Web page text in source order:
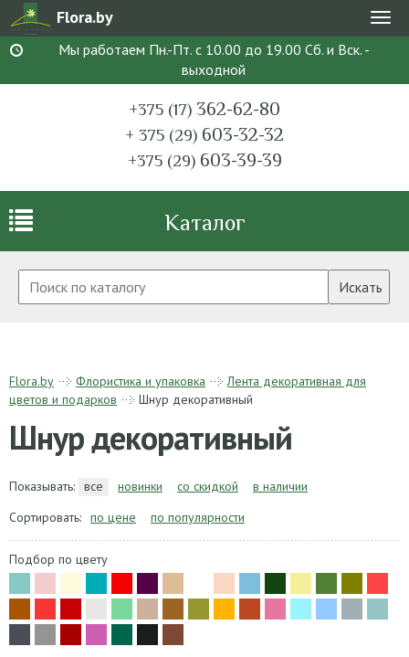
Flora.by
Мы работаем Пн.-Пт. с 10.00 до 19.00 Сб. и Вск. -
выходной
+375 (17) 362-62-80
+ 375 (29) 603-32-32
+375 (29)603-39-39
Каталог
Искать
Flora.by Флористика и упаковка
Лента декоративная для
цветов и подарков
Шнур декоративный
Шнур декоративный
Показывать: все новинки со скидкой
в наличии
Сортировать: по цене по популярности
Подбор по цвету